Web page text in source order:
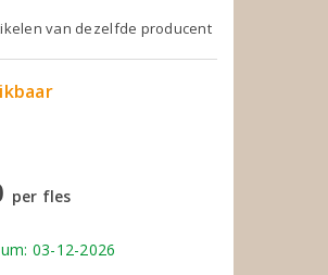
van dezelfde producent
per fles
03-12-2026